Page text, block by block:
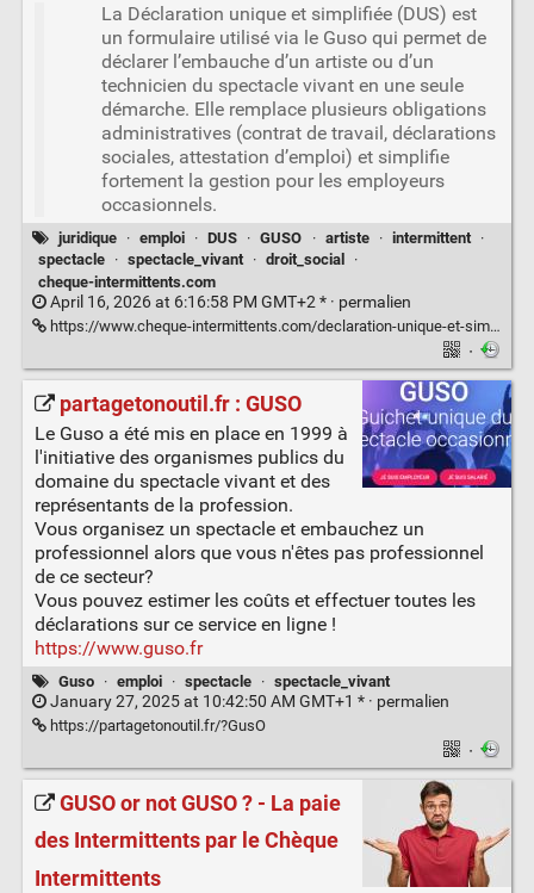
La Déclaration unique et simplifiée (DUS) est
un formulaire utilisé via le Guso qui permet de
déclarer l’embauche d’un artiste ou d’un
technicien du spectacle vivant en une seule
démarche. Elle remplace plusieurs obligations
administratives (contrat de travail, déclarations
sociales, attestation d’emploi) et simplifie
fortement la gestion pour les employeurs
occasionnels.
juridique · emploi · DUS · GUSO · artiste · intermittent
·
spectacle
· spectacle_vivant · droit_social
·
cheque-intermittents.com
April 16, 2026 at 6:16:58 PM GMT+2 * · permalien
https://www.cheque-intermittents.com/declaration-unique-et-simplifiee-spectacle-definition-delai-et-fonctionnement/
·
partagetonoutil.fr : GUSO
Le Guso a été mis en place en 1999 à
l'initiative des organismes publics du
domaine du spectacle vivant et des
représentants de la profession.
Vous organisez un spectacle et embauchez un
professionnel alors que vous n'êtes pas professionnel
de ce secteur?
Vous pouvez estimer les coûts et effectuer toutes les
déclarations sur ce service en ligne !
https://www.guso.fr
Guso · emploi · spectacle · spectacle_vivant
January 27, 2025 at 10:42:50 AM GMT+1 * · permalien
https://partagetonoutil.fr/?GusO
·
GUSO or not GUSO ? - La paie
des Intermittents par le Chèque
Intermittents